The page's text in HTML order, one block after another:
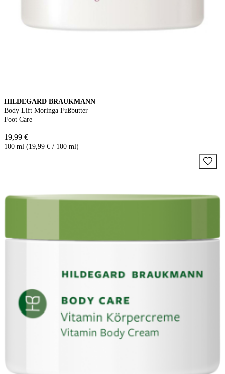
HILDEGARD BRAUKMANN
Body Lift Moringa Fußbutter
Foot Care
19,99 €
100 ml (19,99 € / 100 ml)